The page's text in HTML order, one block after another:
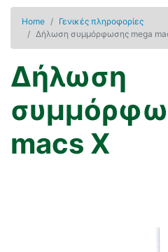
Home
Γενικές πληροφορίες
Δήλωση συμμόρφωσης mega
Δήλωση
macs Χ